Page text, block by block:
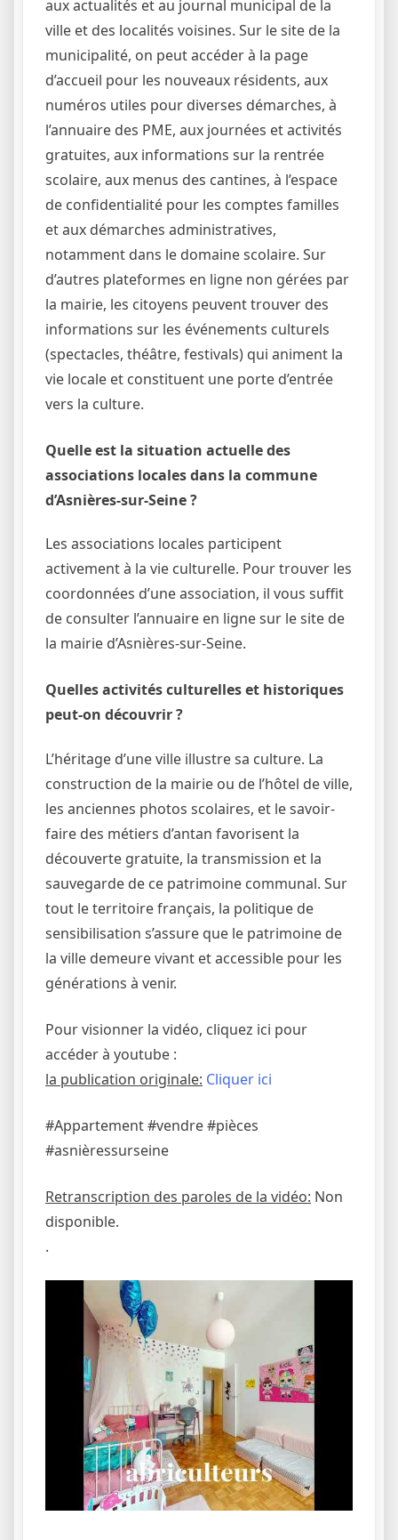
aux actualités et au journal municipal de la
ville et des localités voisines. Sur le site de la
municipalité, on peut accéder à la page
d’accueil pour les nouveaux résidents, aux
numéros utiles pour diverses démarches, à
l’annuaire des PME, aux journées et activités
gratuites, aux informations sur la rentrée
scolaire, aux menus des cantines, à l’espace
de confidentialité pour les comptes familles
et aux démarches administratives,
notamment dans le domaine scolaire. Sur
d’autres plateformes en ligne non gérées par
la mairie, les citoyens peuvent trouver des
informations sur les événements culturels
(spectacles, théâtre, festivals) qui animent la
vie locale et constituent une porte d’entrée
vers la culture.
Quelle est la situation actuelle des
associations locales dans la commune
d’Asnières-sur-Seine ?
Les associations locales participent
activement à la vie culturelle. Pour trouver les
coordonnées d’une association, il vous suffit
de consulter l’annuaire en ligne sur le site de
la mairie d’Asnières-sur-Seine.
Quelles activités culturelles et historiques
peut-on découvrir ?
L’héritage d’une ville illustre sa culture. La
construction de la mairie ou de l’hôtel de ville,
les anciennes photos scolaires, et le savoir-
faire des métiers d’antan favorisent la
découverte gratuite, la transmission et la
sauvegarde de ce patrimoine communal. Sur
tout le territoire français, la politique de
sensibilisation s’assure que le patrimoine de
la ville demeure vivant et accessible pour les
générations à venir.
Pour visionner la vidéo, cliquez ici pour
accéder à youtube :
la publication originale: Cliquer ici
#Appartement #vendre #pièces
#asnièressurseine
Retranscription des paroles de la vidéo: Non
disponible.
.